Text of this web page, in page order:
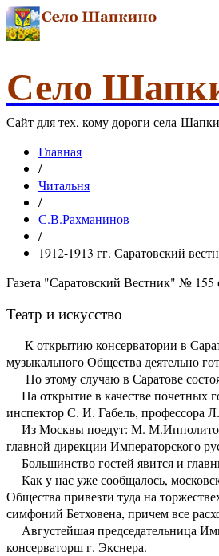
Село
Сайт для тех, кому дороги села
Главная
/
Читальня
/
С.В.Рахманинов
/
1912-1913 гг. Саратовский
Газета "Саратовский Вестник" № 155
Театр и искусство
К открытию консерватории в
музыкального Общества деятельно
По этому случаю в Саратове
На открытие в качестве почетных
инспектор С. И. Габель,
Из Москвы поедут: М. М.Ипполитов
главной дирекции Императорского
Большинство гостей явится и
Как у нас уже сообщалось,
Общества привезти туда на
симфоний Бетховена, причем все
Августейшая председательница
консерваторш г. Экснера.